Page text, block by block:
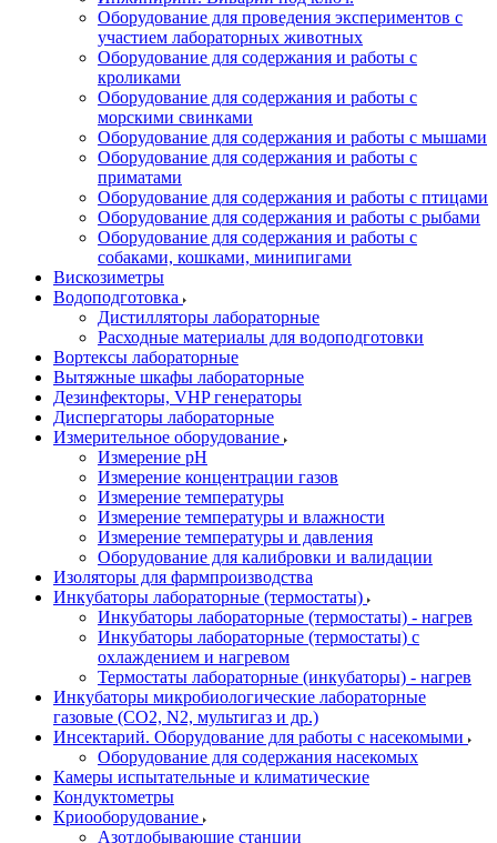
Оборудование для проведения экспериментов с
участием лабораторных животных
Оборудование для содержания и работы с
кроликами
Оборудование для содержания и работы с
морскими свинками
Оборудование для содержания и работы с мышами
Оборудование для содержания и работы с
приматами
Оборудование для содержания и работы с птицами
Оборудование для содержания и работы с рыбами
Оборудование для содержания и работы с
собаками, кошками, минипигами
Вискозиметры
Водоподготовка
Дистилляторы лабораторные
Расходные материалы для водоподготовки
Вортексы лабораторные
Вытяжные шкафы лабораторные
Дезинфекторы, VHP генераторы
Диспергаторы лабораторные
Измерительное оборудование
Измерение pH
Измерение концентрации газов
Измерение температуры
Измерение температуры и влажности
Измерение температуры и давления
Оборудование для калибровки и валидации
Изоляторы для фармпроизводства
Инкубаторы лабораторные (термостаты)
Инкубаторы лабораторные (термостаты) - нагрев
Инкубаторы лабораторные (термостаты) с
охлаждением и нагревом
Термостаты лабораторные (инкубаторы) - нагрев
Инкубаторы микробиологические лабораторные
газовые (CO2, N2, мультигаз и др.)
Инсектарий. Оборудование для работы с насекомыми
Оборудование для содержания насекомых
Камеры испытательные и климатические
Кондуктометры
Криооборудование
Азотдобывающие станции